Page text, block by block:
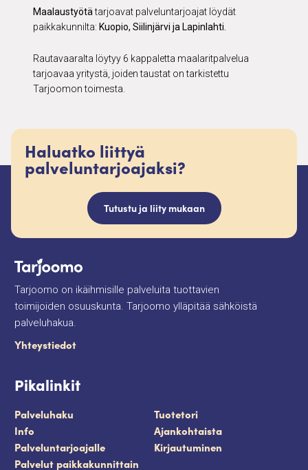
Maalaustyötätarjoavat palveluntarjoajat löydät
paikkakunnilta: Kuopio, Siilinjärvi ja Lapinlahti.
Rautavaaralta löytyy 6 kappaletta maalaritpalvelua
tarjoavaa yritystä, joiden taustat on tarkistettu
Tarjoomon toimesta.
Haluatko liittyä
palveluntarjoajaksi?
Tutustu ja liity mukaan
Tarjoomo on ikäihmisille palveluita tuottavien
toimijoiden osuuskunta. Tarjoomo ylläpitää sähköistä
palveluhakua.
Yhteystiedot
Pikalinkit
Palveluhaku
Tuotetori
Info
Ajankohtaista
Palveluntarjoajalle
Kirjautuminen
Palvelut paikkakunnittain